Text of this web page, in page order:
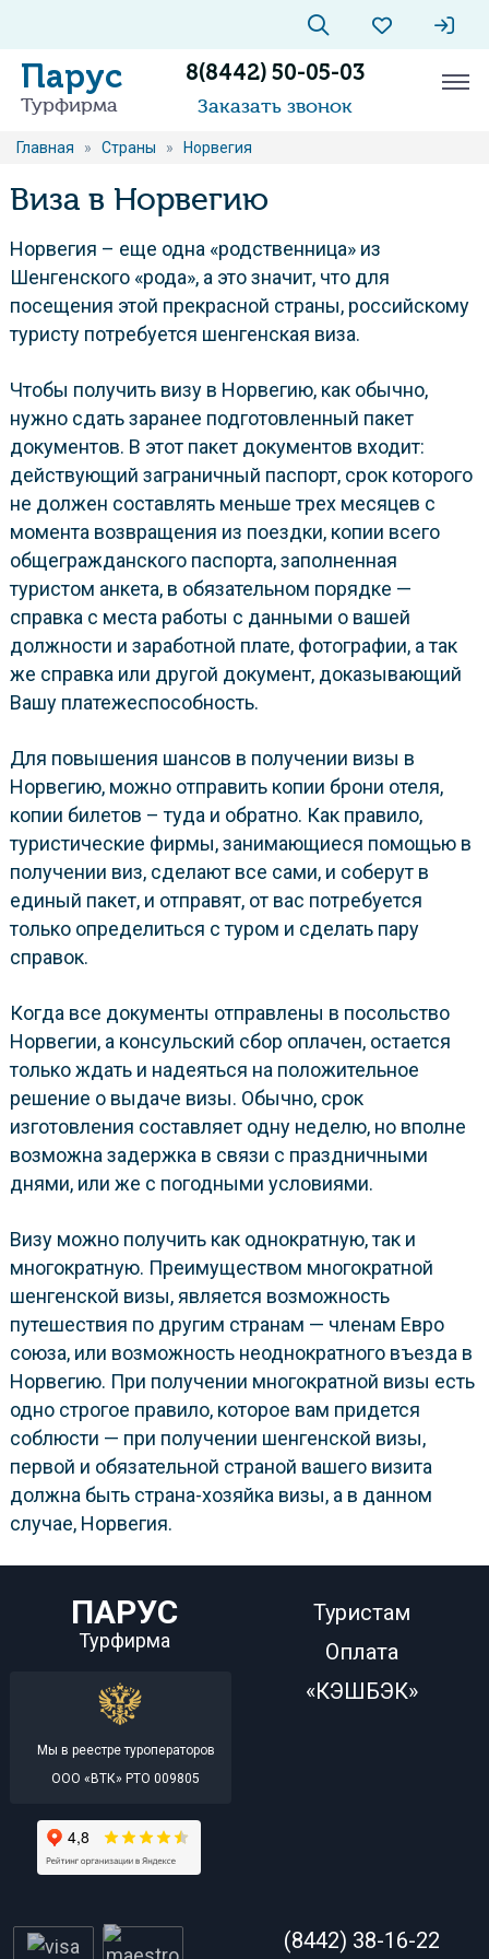
Парус
Турфирма
8(8442) 50-05-03
Заказать звонок
Главная » Страны » Норвегия
Виза в Норвегию
Норвегия – еще одна «родственница» из
Шенгенского «рода», а это значит, что для
посещения этой прекрасной страны, российскому
туристу потребуется шенгенская виза.
Чтобы получить визу в Норвегию, как обычно,
нужно сдать заранее подготовленный пакет
документов. В этот пакет документов входит:
действующий заграничный паспорт, срок которого
не должен составлять меньше трех месяцев с
момента возвращения из поездки, копии всего
общегражданского паспорта, заполненная
туристом анкета, в обязательном порядке —
справка с места работы с данными о вашей
должности и заработной плате, фотографии, а так
же справка или другой документ, доказывающий
Вашу платежеспособность.
Для повышения шансов в получении визы в
Норвегию, можно отправить копии брони отеля,
копии билетов – туда и обратно. Как правило,
туристические фирмы, занимающиеся помощью в
получении виз, сделают все сами, и соберут в
единый пакет, и отправят, от вас потребуется
только определиться с туром и сделать пару
справок.
Когда все документы отправлены в посольство
Норвегии, а консульский сбор оплачен, остается
только ждать и надеяться на положительное
решение о выдаче визы. Обычно, срок
изготовления составляет одну неделю, но вполне
возможна задержка в связи с праздничными
днями, или же с погодными условиями.
Визу можно получить как однократную, так и
многократную. Преимуществом многократной
шенгенской визы, является возможность
путешествия по другим странам — членам Евро
союза, или возможность неоднократного въезда в
Норвегию. При получении многократной визы есть
одно строгое правило, которое вам придется
соблюсти — при получении шенгенской визы,
первой и обязательной страной вашего визита
должна быть страна-хозяйка визы, а в данном
случае, Норвегия.
ПАРУС
Турфирма
Мы в реестре туроператоров
ООО «ВТК» РТО 009805
Туристам
Оплата
«КЭШБЭК»
(8442) 38-16-22